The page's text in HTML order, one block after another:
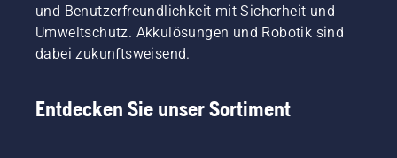
gibt
einen
Überblick
über die
Mählösungen
von
und Benutzerfreundlichkeit mit Sicherheit und
Umweltschutz. Akkulösungen und Robotik sind
dabei zukunftsweisend.
Entdecken Sie unser Sortiment